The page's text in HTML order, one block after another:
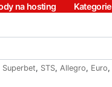
na hosting Kategorie
Superbet, STS, Allegro, Euro,